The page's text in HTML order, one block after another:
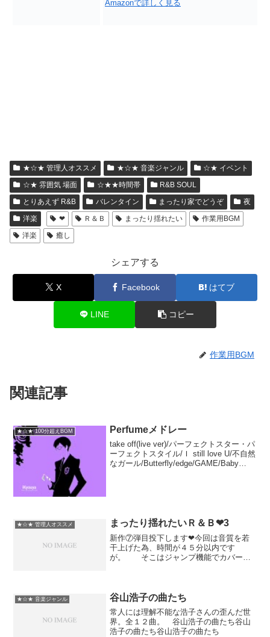
Amazonで詳しく見る
★☆★ 管理人オススメ ★☆★ 音楽ジャンル
☆★ イベント
☆★ 雰囲気 場面
☆★★時間帯
R&B SOUL
とりあえず R&B
バレンタイン まったり家でどうぞ
夜
洋楽
❤ Ｒ＆Ｂ まったり揺れたい
作業用BGM
洋楽
癒し
シェアする
X Facebook はてブ
LINE コピー
作業用BGM
関連記事
★☆★ 100分超えBGM Perfumeメドレー
take off(live ver)/パーフェクトスター・パ
ーフェクトスタイル/Ｉ still love U/不自然
なガール/Butterfly/edge/GAME/Baby
★☆★ 管理人オススメ まったり揺れたいＲ＆Ｂ❤3
新作⑦弾目投下します❤今回は音質を若
干上げた為、時間が４５分以内です
が。 そこはジャンプ機能でカバーっ
ーフェクト!R&B ...
★☆★ 音楽ジャンル 谷山浩子の曲たち
常人には理解不能な浩子さんの歪んだ世
界。全１２曲。 谷山浩子の曲たち谷山
浩子の曲たち谷山浩子の曲たち